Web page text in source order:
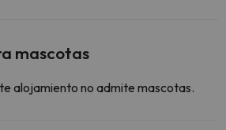
mascotas
alojamiento no admite mascotas.